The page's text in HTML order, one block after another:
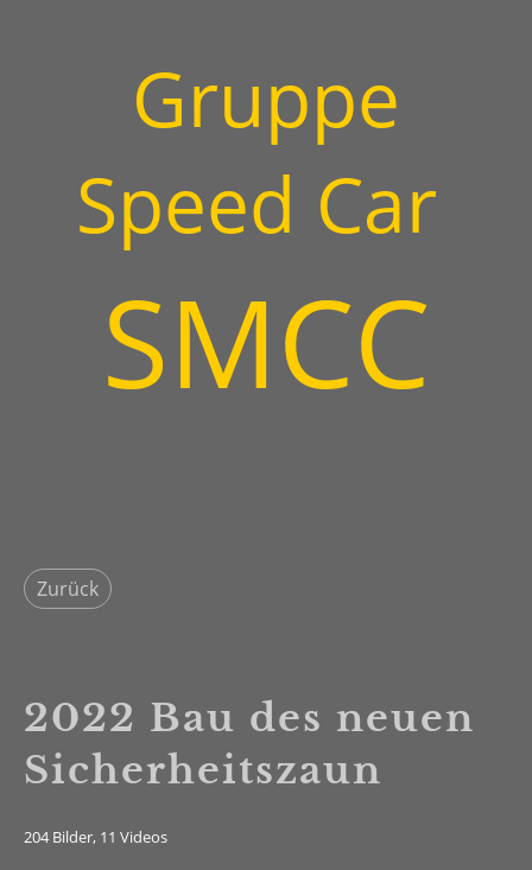
Gruppe
Speed Car
SMCC
Zurück
2022 Bau des neuen
Sicherheitszaun
204 Bilder, 11 Videos